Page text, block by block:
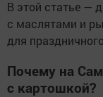
В этой статье —
с маслятами и
для
Почему на
с картошкой?